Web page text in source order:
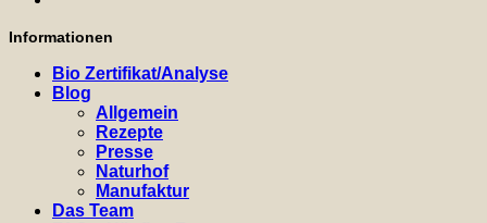
Informationen
Bio Zertifikat/Analyse
Blog
Allgemein
Rezepte
Presse
Naturhof
Manufaktur
Das Team